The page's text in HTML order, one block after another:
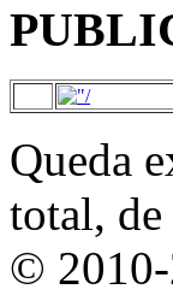
Queda
total,
©